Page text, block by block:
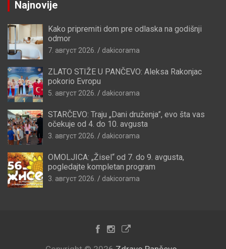
Najnovije
Kako pripremiti dom pre odlaska na godišnji
odmor
7. август 2026. dakicorama
ZLATO STIŽE U PANČEVO: Aleksa Rakonjac
pokorio Evropu
5. август 2026. dakicorama
STARČEVO: Traju „Dani druženja”, evo šta vas
očekuje od 4. do 10. avgusta
3. август 2026. dakicorama
OMOLJICA: „Žisel“ od 7. do 9. avgusta,
pogledajte kompletan program
3. август 2026. dakicorama